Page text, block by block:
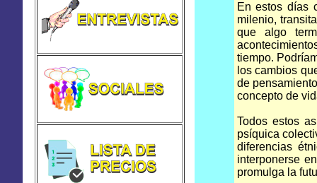
En estos días
milenio,
que algo
tiempo.
los cambios
de
concepto de
Todos estos
psíquica
diferencias
interponerse
promulga la